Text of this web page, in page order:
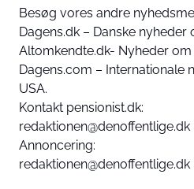
Besøg vores andre
Dagens.dk – Danske
Altomkendte.dk- Nyheder
Dagens.com – Internationale
USA.
Kontakt pensionist.dk:
redaktionen@denoffentlige.dk
Annoncering:
redaktionen@denoffentlige.dk